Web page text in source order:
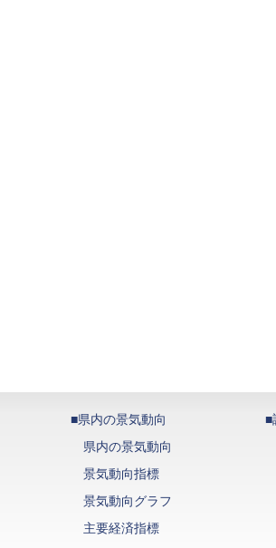
■県内の景気動向
県内の景気動向
景気動向指標
景気動向グラフ
主要経済指標
■